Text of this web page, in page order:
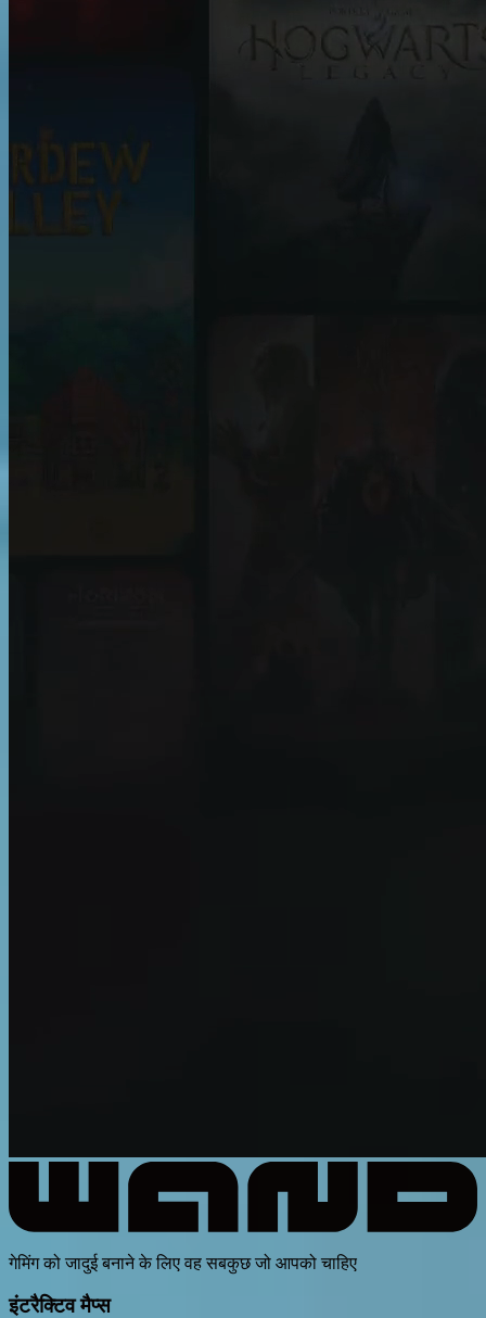
गेमिंग को जादुई बनाने के लिए वह सबकुछ जो आपको चाहिए
इंटरैक्टिव मैप्स